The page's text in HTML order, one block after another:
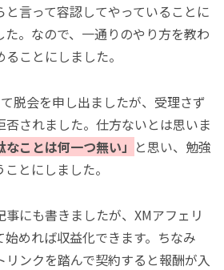
言って容認してやっていることに
。なので、一通りのやり方を教わ
ことにしました。
脱会を申し出ましたが、受理さず
否されました。仕方ないとは思いま
なことは何一つ無い」 と思い、勉強
とにしました。
にも書きましたが、XMアフェリ
めれば収益化できます。ちなみ
ンクを踏んで契約すると報酬が入